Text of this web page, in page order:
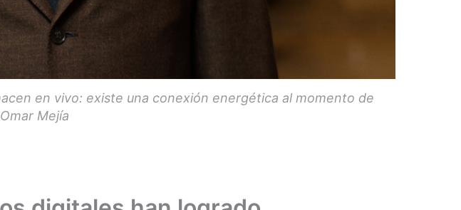
en vivo: existe una conexión energética al momento de
Mejía